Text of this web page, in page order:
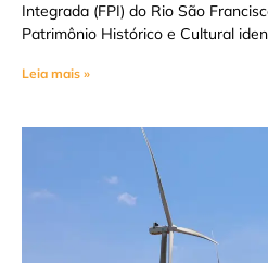
Integrada (FPI) do Rio São
Patrimônio Histórico e Cultural
Leia mais »